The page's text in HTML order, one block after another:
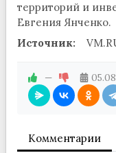
территорий и
Евгения Янченко.
Источник:
—
Комментарии